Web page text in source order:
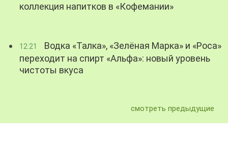
коллекция напитков в «Кофемании»
12:21
Водка «Талка», «Зелёная Марка» и «Роса»
переходит на спирт «Альфа»: новый уровень
чистоты вкуса
смотреть предыдущие